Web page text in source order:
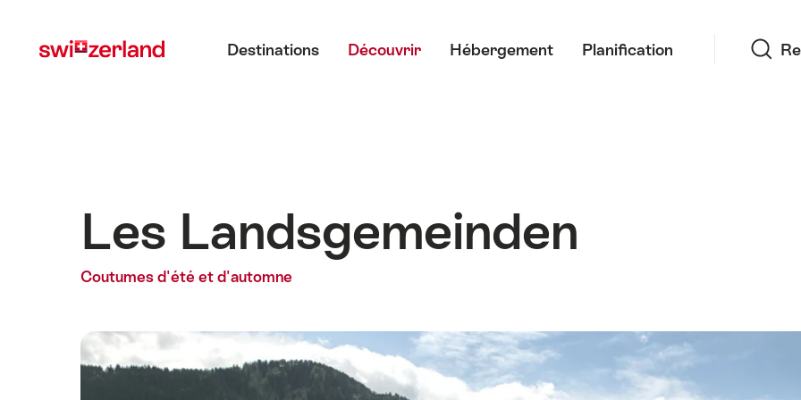
myswitzerland.com
Destinations Découvrir Hébergement Planification
Les Landsgemeinden
Coutumes d'été et d'automne